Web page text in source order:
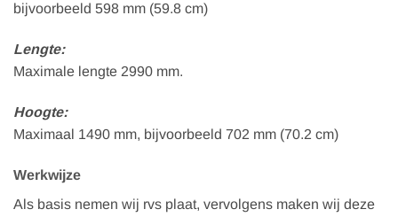
bijvoorbeeld 598 mm (59.8 cm)
Lengte:
Maximale lengte 2990 mm.
Hoogte:
Maximaal 1490 mm, bijvoorbeeld 702 mm (70.2 cm)
Werkwijze
Als basis nemen wij rvs plaat, vervolgens maken wij deze